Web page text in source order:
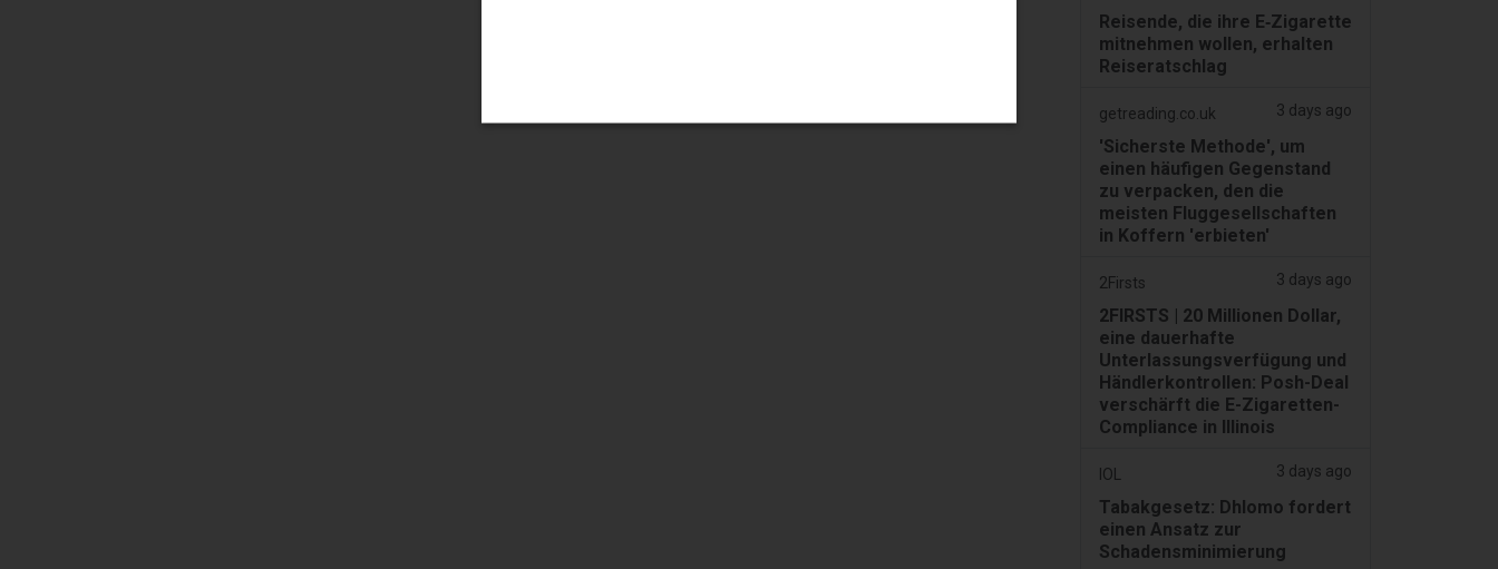
Reisende, die ihre E‑Zigarette
mitnehmen wollen, erhalten
Reiseratschlag
getreading.co.uk 3 days ago
'Sicherste Methode', um
einen häufigen Gegenstand
zu verpacken, den die
meisten Fluggesellschaften
in Koffern 'erbieten'
2Firsts 3 days ago
2FIRSTS | 20 Millionen Dollar,
eine dauerhafte
Unterlassungsverfügung und
Händlerkontrollen: Posh-Deal
verschärft die E-Zigaretten-
Compliance in Illinois
IOL 3 days ago
Tabakgesetz: Dhlomo fordert
einen Ansatz zur
Schadensminimierung